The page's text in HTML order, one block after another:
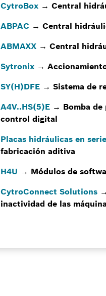
CytroBox → Central
ABPAC → Central
ABMAXX → Central
Sytronix →
SY(H)DFE → Sistema de
A4V..HS(5)E → Bomba de
control digital
Placas hidráulicas en serie
fabricación aditiva
H4U → Módulos de
CytroConnect Solutions
inactividad de las